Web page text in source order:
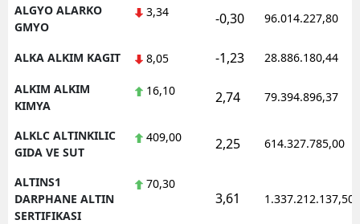
ALGYO ALARKO
GMYO
3,34 -0,30 96.014.227,80
ALKA ALKIM KAGIT 8,05 -1,23 28.886.180,44
ALKIM ALKIM
KIMYA
16,10 2,74 79.394.896,37
ALKLC ALTINKILIC
GIDA VE SUT
409,00 2,25 614.327.785,00
ALTINS1
DARPHANE ALTIN
SERTIFIKASI
70,30
3,61 1.337.212.137,50